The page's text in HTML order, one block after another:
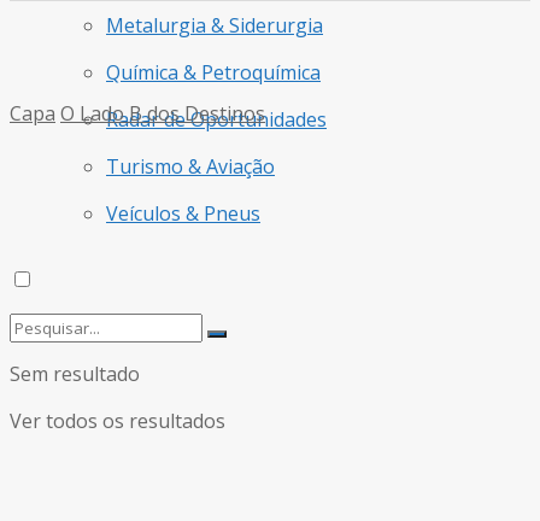
Metalurgia & Siderurgia
Química & Petroquímica
Radar de Oportunidades
Turismo & Aviação
Veículos & Pneus
Sem resultado
Ver todos os resultados
Capa O Lado B dos Destinos